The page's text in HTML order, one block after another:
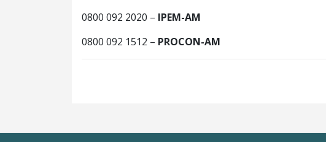
0800 092 2020 – IPEM-AM
0800 092 1512 – PROCON-AM